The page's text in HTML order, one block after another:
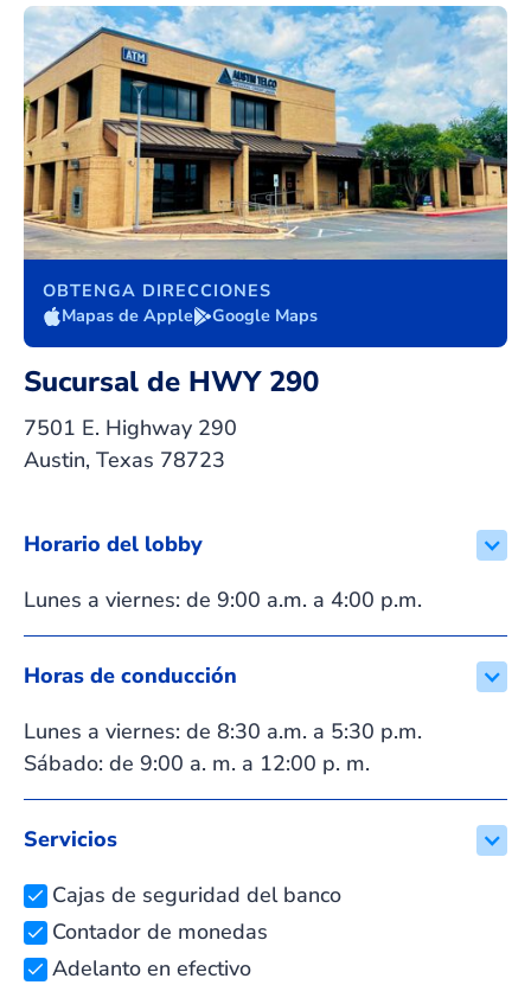
OBTENGA DIRECCIONES
Mapas de Apple
Google Maps
Sucursal de HWY 290
7501 E. Highway 290
Austin, Texas 78723
Horario del lobby
Lunes a viernes: de 9:00 a.m. a 4:00 p.m.
Horas de conducción
Lunes a viernes: de 8:30 a.m. a 5:30 p.m.
Sábado: de 9:00 a. m. a 12:00 p. m.
Servicios
Cajas de seguridad del banco
Contador de monedas
Adelanto en efectivo